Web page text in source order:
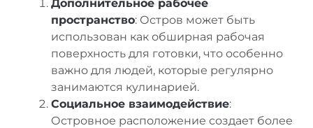
Дополнительное рабочее
пространство: Остров может быть
использован как обширная рабочая
поверхность для готовки, что особенно
важно для людей, которые регулярно
занимаются кулинарией.
Социальное взаимодействие:
Островное расположение создает более